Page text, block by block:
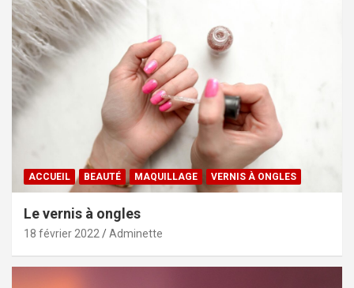
ACCUEIL BEAUTÉ MAQUILLAGE VERNIS À ONGLES
Le vernis à ongles
18 février 2022 Adminette